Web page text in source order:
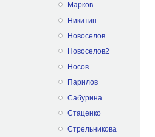
Марков
Никитин
Новоселов
Новоселов2
Носов
Парилов
Сабурина
Стаценко
Стрельникова